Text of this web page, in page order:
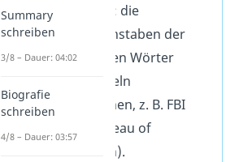
Initialwörter
: die
Anfangsbuchstaben der
verschiedenen Wörter
werden einzeln
ausgesprochen, z. B. FBI
(Federal Bureau of
Investigation).
Summary
schreiben
3/8 – Dauer: 04:02
Biografie
schreiben
4/8 – Dauer: 03:57